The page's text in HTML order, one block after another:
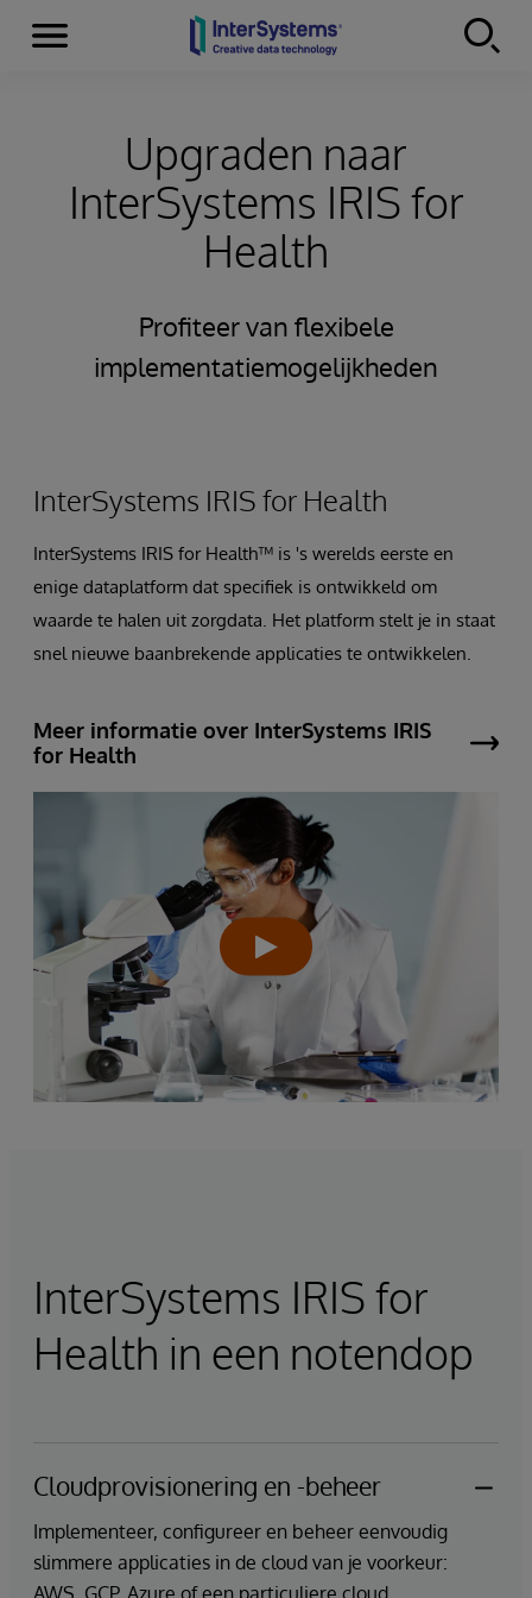
Skip to content
Menu
Upgraden naar
InterSystems IRIS for
Health
Profiteer van flexibele
implementatiemogelijkheden
InterSystems IRIS for Health
InterSystems IRIS for Health™ is 's werelds eerste en
enige dataplatform dat specifiek is ontwikkeld om
waarde te halen uit zorgdata. Het platform stelt je in staat
snel nieuwe baanbrekende applicaties te ontwikkelen.
Meer informatie over InterSystems IRIS
for Health
InterSystems IRIS for
Health in een notendop
Cloudprovisionering en -beheer
Implementeer, configureer en beheer eenvoudig
slimmere applicaties in de cloud van je voorkeur:
AWS, GCP, Azure of een particuliere cloud.